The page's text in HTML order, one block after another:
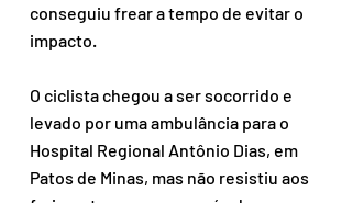
conseguiu frear a tempo de evitar o
impacto.
O ciclista chegou a ser socorrido e
levado por uma ambulância para o
Hospital Regional Antônio Dias, em
Patos de Minas, mas não resistiu aos